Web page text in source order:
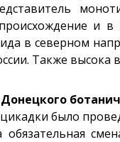
и
в северном
Также высока
было